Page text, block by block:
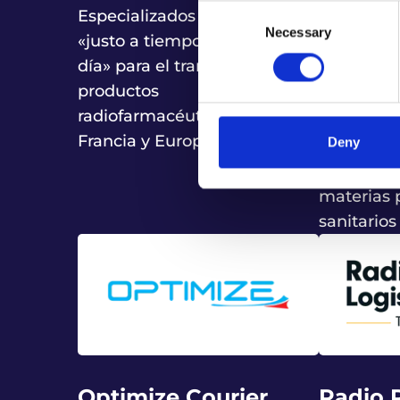
Necessary
Deny
Especializados en entregas
«justo a tiempo en el mismo
día» para el transporte de
productos
radiofarmacéuticos en toda
Francia y Europa.
materias
sanitarios